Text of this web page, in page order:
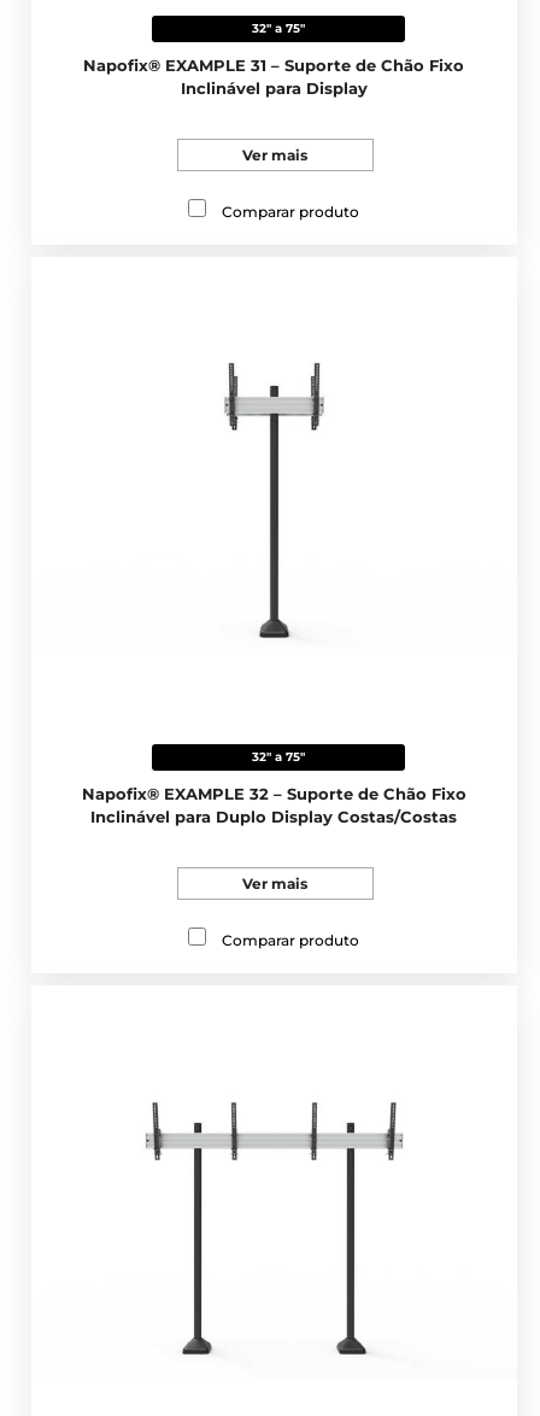
32" a 75"
Napofix® EXAMPLE 31 – Suporte de Chão Fixo
Inclinável para Display
Ver mais
Comparar produto
32" a 75"
Napofix® EXAMPLE 32 – Suporte de Chão Fixo
Inclinável para Duplo Display Costas/Costas
Ver mais
Comparar produto